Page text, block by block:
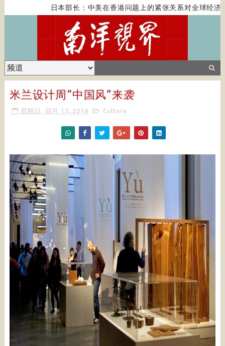
日本部长：中美在香港问题上的紧张关系对全球经济构
米兰设计周“中国风”来袭
星期日, 四月 13, 2014 Culture